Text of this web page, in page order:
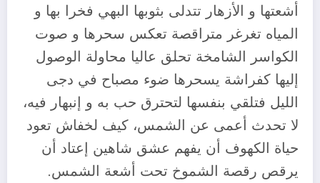
أشعتها و الأزهار تتدلى بثوبها البهي فخرا بها و
المياه تغرغر متراقصة تعكس سحرها و صوت
الكواسر الشامخة تحلق عاليا محاولة الوصول
إليها كفراشة يسحرها ضوء مصباح في دجى
الليل فتلقي بنفسها لتحترق حب به و إنبهار فيه،
لا تحدث أعمى عن الشمس، كيف لخفاش تعود
حياة الكهوف أن يفهم عشق شاهين إعتاد أن
يرقص رقصة الشموخ تحت أشعة الشمس.